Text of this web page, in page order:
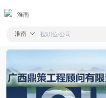
淮南
淮南 搜职位/公司